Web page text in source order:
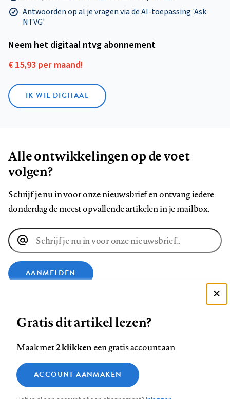
Antwoorden op al je vragen via de AI-toepassing 'Ask
NTVG'
Neem het digitaal ntvg abonnement
€ 15,93 per maand!
IK WIL DIGITAAL
Alle ontwikkelingen op de voet
volgen?
Schrijf je nu in voor onze nieuwsbrief en ontvang iedere
donderdag de meest opvallende artikelen in je mailbox.
E-
mailadres
AANMELDEN
op
Facebook
op
LinkedIn
op
Bluesky
ons
op
InstagramYouTube
Footer
Contact Colofon Disclaimer Privacy
Medische vragen verdienen
betrouwbare antwoorden
Zie onze cookie policy
Analytische cookies
Gratis dit artikel lezen?
Maak met2 klikkeneen gratis account aan
ACCOUNT AANMAKEN